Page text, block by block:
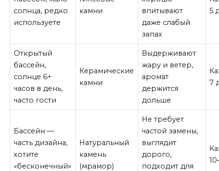
солнца, редко
используете
камни
впитывают
даже слабый
запах
5
Открытый
бассейн,
солнце 6+
часов в день,
часто гости
Керамические
камни
Выдерживают
жару и ветер,
аромат
держится
дольше
7
Бассейн —
часть дизайна,
хотите
«бесконечный»
Натуральный
камень
(мрамор)
Не требует
частой замены,
выглядит
дорого,
подходит для